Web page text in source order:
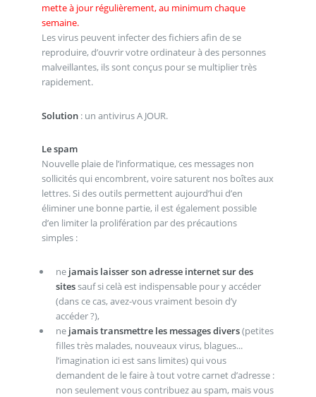
mette à jour régulièrement, au minimum chaque
semaine.
Les virus peuvent infecter des fichiers afin de se
reproduire, d’ouvrir votre ordinateur à des personnes
malveillantes, ils sont conçus pour se multiplier très
rapidement.
Solution: un antivirus A JOUR.
Le spam
Nouvelle plaie de l’informatique, ces messages non
sollicités qui encombrent, voire saturent nos boîtes aux
lettres. Si des outils permettent aujourd’hui d’en
éliminer une bonne partie, il est également possible
d’en limiter la prolifération par des précautions
simples :
ne jamais laisser son adresse internet sur des
sitessauf si celà est indispensable pour y accéder
(dans ce cas, avez-vous vraiment besoin d’y
accéder ?),
ne jamais transmettre les messages divers(petites
filles très malades, nouveaux virus, blagues...
l’imagination ici est sans limites) qui vous
demandent de le faire à tout votre carnet d’adresse :
non seulement vous contribuez au spam, mais vous